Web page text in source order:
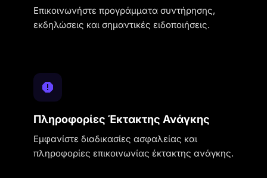
Επικοινωνήστε προγράμματα συντήρησης,
εκδηλώσεις και σημαντικές ειδοποιήσεις.
Πληροφορίες Έκτακτης Ανάγκης
Εμφανίστε διαδικασίες ασφαλείας και
πληροφορίες επικοινωνίας έκτακτης ανάγκης.